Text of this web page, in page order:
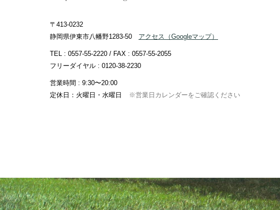
〒413-0232
静岡県伊東市八幡野1283-50
アクセス （Googleマップ）
TEL : 0557-55-2220 / FAX : 0557-55-2055
フリーダイヤル : 0120-38-2230
営業時間 : 9:30〜20:00
定休日：火曜日・水曜日
※営業日カレンダーをご確認ください